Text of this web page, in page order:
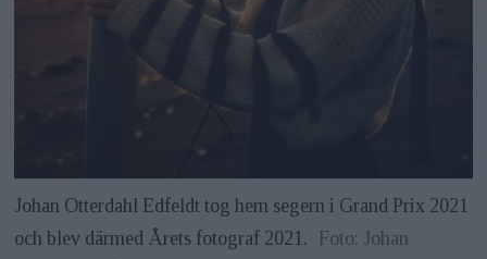
Johan Otterdahl Edfeldt tog hem segern i Grand Prix 2021
och blev därmed Årets fotograf 2021. Foto: Johan